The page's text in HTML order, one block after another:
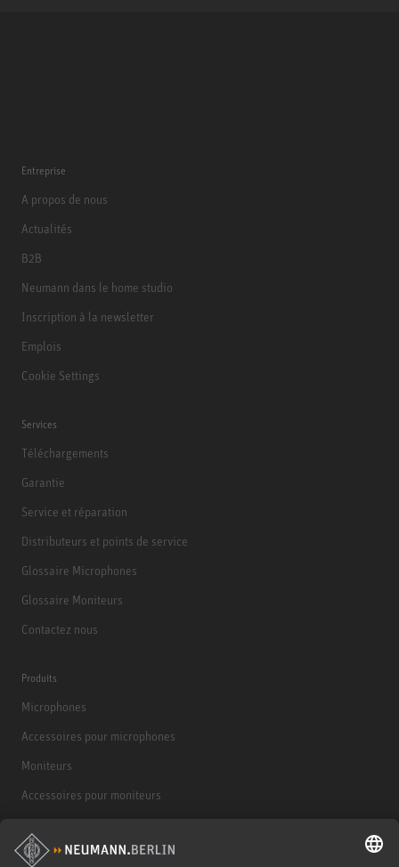
Entreprise
A propos de nous
Actualités
B2B
Neumann dans le home studio
Inscription à la newsletter
Emplois
Cookie Settings
Services
Téléchargements
Garantie
Service et réparation
Distributeurs et points de service
Glossaire Microphones
Glossaire Moniteurs
Contactez nous
Produits
Microphones
Accessoires pour microphones
Moniteurs
Accessoires pour moniteurs
Produits historiques